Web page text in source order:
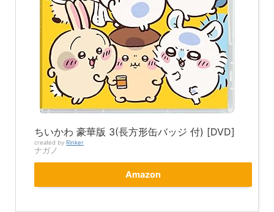
ちいかわ 豪華版 3(長方形缶バッジ 付) [DVD]
created by Rinker
ナガノ
Amazon